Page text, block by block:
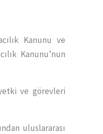
Kanunu ve
Kanunu’nun
ve görevleri
uluslararası